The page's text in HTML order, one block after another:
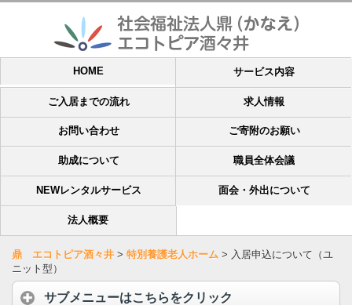
HOME サービス内容
ご入居までの流れ 求人情報
お問い合わせ ご寄附のお願い
助成について 職員全体会議
NEWレンタルサービス 面会・外出について
法人概要
鼎 エコトピア酒々井 > 特別養護老人ホーム > 入居申込について（ユ
ニット型）
サブメニューはこちらをクリック